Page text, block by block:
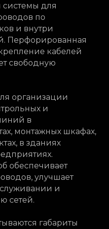
системы для
по
и внутри
Перфорированная
кабелей
свободную
организации
и
в
монтажных шкафах,
в зданиях
обеспечивает
улучшает
и
сетей.
габариты